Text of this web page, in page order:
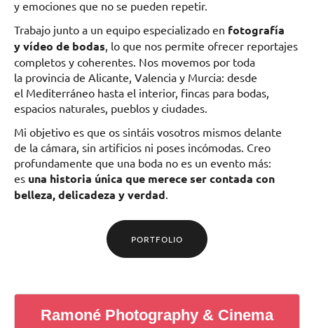
y emociones que no se pueden repetir.
Trabajo junto a un equipo especializado en fotografía
y vídeo de bodas , lo que nos permite ofrecer reportajes
completos y coherentes. Nos movemos por toda
la provincia de Alicante, Valencia y Murcia: desde
el Mediterráneo hasta el interior, fincas para bodas,
espacios naturales, pueblos y ciudades.
Mi objetivo es que os sintáis vosotros mismos delante
de la cámara, sin artificios ni poses incómodas. Creo
profundamente que una boda no es un evento más:
es una historia única que merece ser contada con
belleza, delicadeza y verdad
PORTFOLIO
Ramoné Photography & Cinema